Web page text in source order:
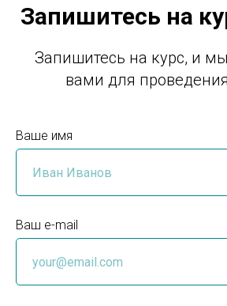
Запишитесь на
Запишитесь на курс, и
вами для
Ваше имя
Ваш e-mail